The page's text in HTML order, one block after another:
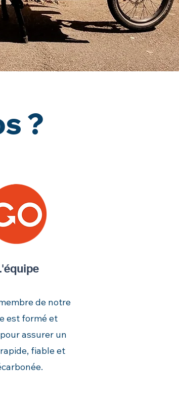
?
de notre
est formé et
assurer un
fiable et